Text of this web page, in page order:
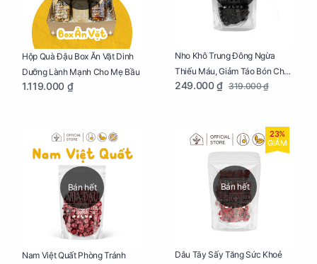
Hộp Quà Đậu Box Ăn Vặt Dinh
Dưỡng Lành Mạnh Cho Mẹ Bầu
1.119.000 ₫
Nho Khô Trung Đông Ngừa
Thiếu Máu, Giảm Táo Bón Cho
Mẹ Bầu Túi 250g
249.000 ₫ 319.000 ₫
Bán hết
Nam Việt Quất Phòng Tránh
Bán hết
23%
GIẢM
Dâu Tây Sấy Tăng Sức Khoẻ